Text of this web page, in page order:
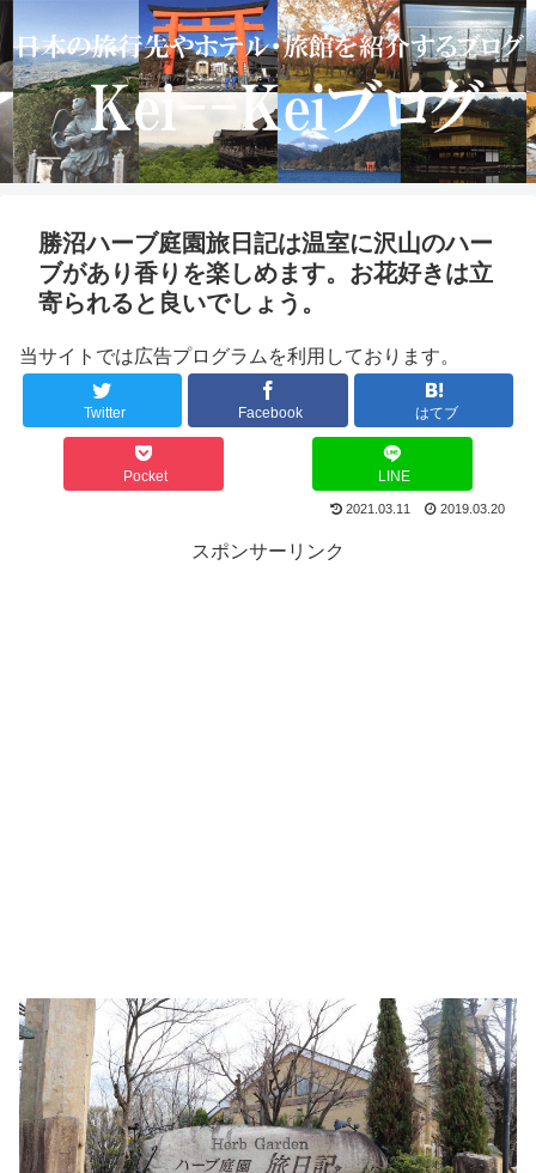
勝沼ハーブ庭園旅日記は温室に沢山のハー
ブがあり香りを楽しめます。お花好きは立
寄られると良いでしょう。
当サイトでは広告プログラムを利用しております。
Twitter Facebook はてブ
Pocket LINE
2021.03.11 2019.03.20
スポンサーリンク